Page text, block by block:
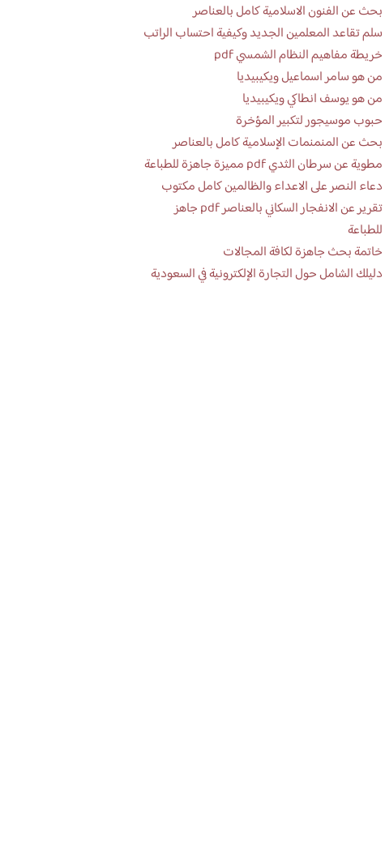
بحث عن الفنون الاسلامية كامل بالعناصر
سلم تقاعد المعلمين الجديد وكيفية احتساب الراتب
خريطة مفاهيم النظام الشمسي pdf
من هو سامر اسماعيل ويكيبيديا
من هو يوسف انطاكي ويكيبيديا
حبوب موسيجور لتكبير المؤخرة
بحث عن المنمنمات الإسلامية كامل بالعناصر
مطوية عن سرطان الثدي pdf مميزة جاهزة للطباعة
دعاء النصر على الاعداء والظالمين كامل مكتوب
تقرير عن الانفجار السكاني بالعناصر pdf جاهز
للطباعة
خاتمة بحث جاهزة لكافة المجالات
دليلك الشامل حول التجارة الإلكترونية في السعودية